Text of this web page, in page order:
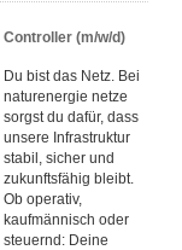
Controller (m/w/d)
Du bist das Netz. Bei
naturenergie netze
sorgst du dafür, dass
unsere Infrastruktur
stabil, sicher und
zukunftsfähig bleibt.
Ob operativ,
kaufmännisch oder
steuernd: Deine